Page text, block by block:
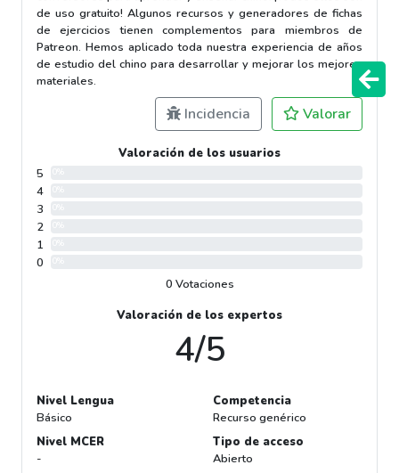
de uso gratuito! Algunos recursos y generadores de fichas
de ejercicios tienen complementos para miembros de
Patreon. Hemos aplicado toda nuestra experiencia de años
de estudio del chino para desarrollar y mejorar los mejores
materiales.
Incidencia Valorar
Valoración de los usuarios
5
4
3
2
1
0
0 Votaciones
Valoración de los expertos
4/5
Nivel Lengua
Básico
Nivel MCER
-
Competencia
Recurso genérico
Tipo de acceso
Abierto